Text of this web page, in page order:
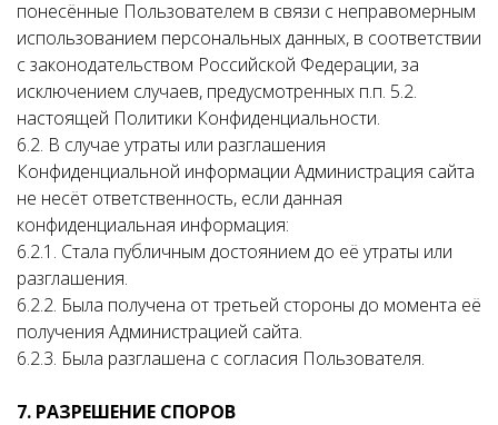
понесённые Пользователем в связи с неправомерным
использованием персональных данных, в соответствии
с законодательством Российской Федерации, за
исключением случаев, предусмотренных п.п. 5.2.
настоящей Политики Конфиденциальности.
6.2. В случае утраты или разглашения
Конфиденциальной информации Администрация сайта
не несёт ответственность, если данная
конфиденциальная информация:
6.2.1. Стала публичным достоянием до её утраты или
разглашения.
6.2.2. Была получена от третьей стороны до момента её
получения Администрацией сайта.
6.2.3. Была разглашена с согласия Пользователя.
7. РАЗРЕШЕНИЕ СПОРОВ